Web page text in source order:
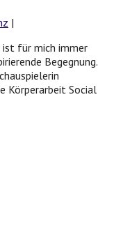
|
ist für mich immer
Begegnung.
Körperarbeit Social